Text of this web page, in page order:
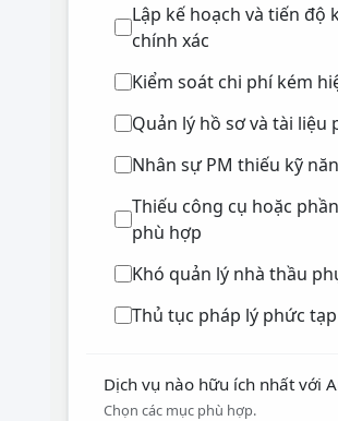
Lập kế hoạch và tiến độ
chính xác
Kiểm soát chi phí kém
Quản lý hồ sơ và tài liệu
Nhân sự PM thiếu kỹ
Thiếu công cụ hoặc
phù hợp
Khó quản lý nhà thầu
Thủ tục pháp lý phức tạp
Dịch vụ nào hữu ích nhất với
Chọn các mục phù hợp.